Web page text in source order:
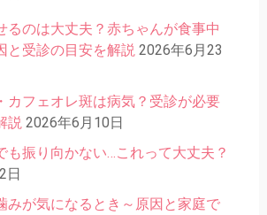
るのは大丈夫？赤ちゃんが食事中
と受診の目安を解説 2026年6月23
カフェオレ斑は病気？受診が必要
説 2026年6月10日
も振り向かない…これって大丈夫？
日
みが気になるとき～原因と家庭で